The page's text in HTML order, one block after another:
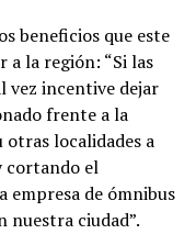
beneficios que este
la región: “Si las
vez incentive dejar
frente a la
localidades a
cortando el
empresa de ómnibus
nuestra ciudad”.